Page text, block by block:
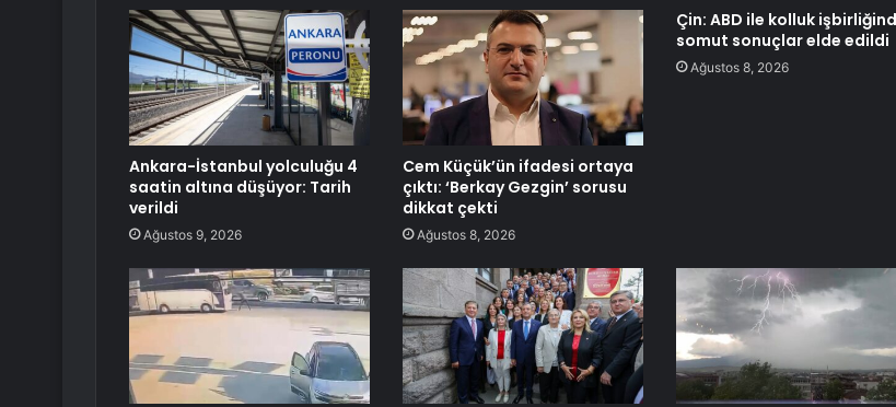
Ankara-İstanbul yolculuğu 4
saatin altına düşüyor: Tarih
verildi
Ağustos 9, 2026
Cem Küçük’ün ifadesi ortaya
çıktı: ‘Berkay Gezgin’ sorusu
dikkat çekti
Ağustos 8, 2026
Çin: ABD ile kolluk
somut sonuçlar elde edildi
Ağustos 8, 2026